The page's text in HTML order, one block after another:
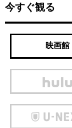
今すぐ観る
映画館